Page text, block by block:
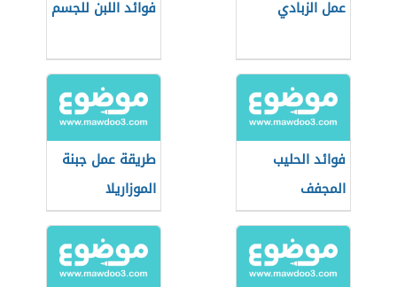
عمل الزبادي فوائد اللبن للجسم
فوائد الحليب
المجفف
طريقة عمل جبنة
الموزاريلا